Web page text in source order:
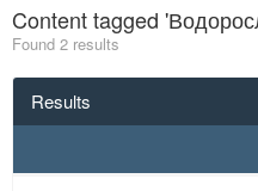
Content tagged
Found 2 results
Results